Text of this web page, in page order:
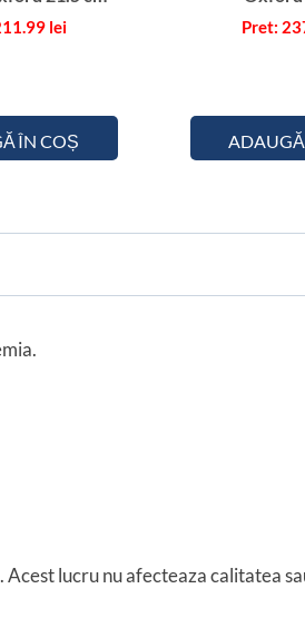
lei
ÎN COȘ
lucru nu afecteaza calitatea